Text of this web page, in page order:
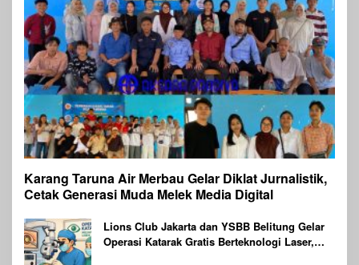
Karang Taruna Air Merbau Gelar Diklat Jurnalistik,
Cetak Generasi Muda Melek Media Digital
Lions Club Jakarta dan YSBB Belitung Gelar
Operasi Katarak Gratis Berteknologi Laser,